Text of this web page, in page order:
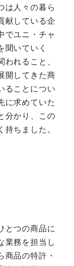
は人々の暮ら
献している企
でユニ・チャ
聞いていく
れること、
開してきた商
ることについ
に求めていた
分かり、この
ちました。
とつの商品に
業務を担当し
商品の特許・